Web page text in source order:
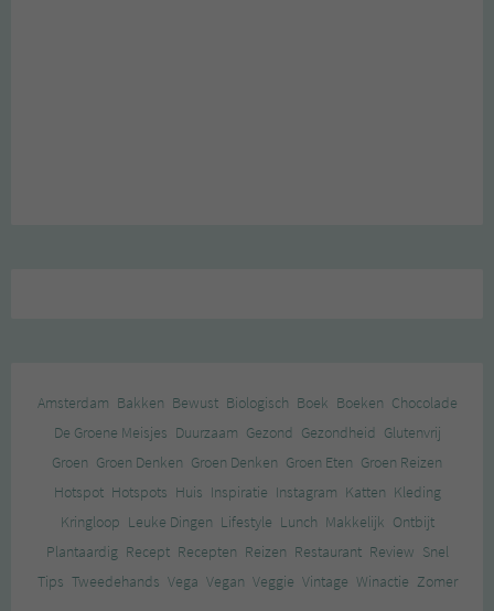
Amsterdam Bakken Bewust Biologisch Boek Boeken Chocolade
De Groene Meisjes Duurzaam Gezond Gezondheid Glutenvrij
Groen Groen Denken Groen Denken Groen Eten Groen Reizen
Hotspot Hotspots Huis Inspiratie Instagram Katten Kleding
Kringloop Leuke Dingen Lifestyle Lunch Makkelijk Ontbijt
Plantaardig Recept Recepten Reizen Restaurant Review Snel
Tips Tweedehands Vega Vegan Veggie Vintage Winactie Zomer